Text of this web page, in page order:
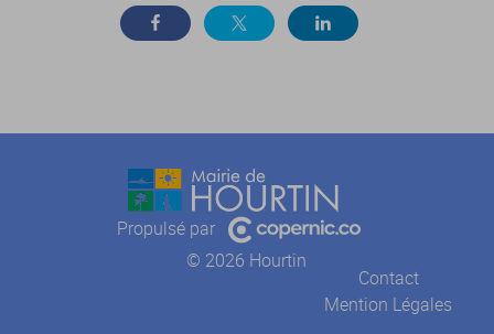
Propulsé par
© 2026 Hourtin
Contact
Mention Légales